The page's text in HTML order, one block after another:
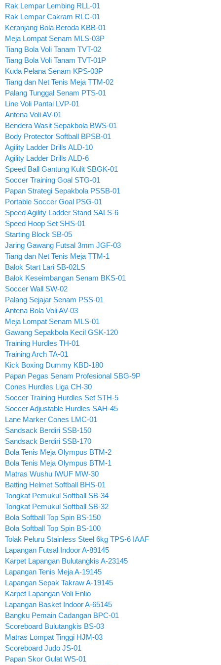
Rak Lempar Lembing RLL-01
Rak Lempar Cakram RLC-01
Keranjang Bola Beroda KBB-01
Meja Lompat Senam MLS-03P
Tiang Bola Voli Tanam TVT-02
Tiang Bola Voli Tanam TVT-01P
Kuda Pelana Senam KPS-03P
Tiang dan Net Tenis Meja TTM-02
Palang Tunggal Senam PTS-01
Line Voli Pantai LVP-01
Antena Voli AV-01
Bendera Wasit Sepakbola BWS-01
Body Protector Softball BPSB-01
Agility Ladder Drills ALD-10
Agility Ladder Drills ALD-6
Speed Ball Gantung Kulit SBGK-01
Soccer Training Goal STG-01
Papan Strategi Sepakbola PSSB-01
Portable Soccer Goal PSG-01
Speed Agility Ladder Stand SALS-6
Speed Hoop Set SHS-01
Starting Block SB-05
Jaring Gawang Futsal 3mm JGF-03
Tiang dan Net Tenis Meja TTM-1
Balok Start Lari SB-02LS
Balok Keseimbangan Senam BKS-01
Soccer Wall SW-02
Palang Sejajar Senam PSS-01
Antena Bola Voli AV-03
Meja Lompat Senam MLS-01
Gawang Sepakbola Kecil GSK-120
Training Hurdles TH-01
Training Arch TA-01
Kick Boxing Dummy KBD-180
Papan Pegas Senam Profesional SBG-9P
Cones Hurdles Liga CH-30
Soccer Training Hurdles Set STH-5
Soccer Adjustable Hurdles SAH-45
Lane Marker Cones LMC-01
Sandsack Berdiri SSB-150
Sandsack Berdiri SSB-170
Bola Tenis Meja Olympus BTM-2
Bola Tenis Meja Olympus BTM-1
Matras Wushu IWUF MW-30
Batting Helmet Softball BHS-01
Tongkat Pemukul Softball SB-34
Tongkat Pemukul Softball SB-32
Bola Softball Top Spin BS-150
Bola Softball Top Spin BS-100
Tolak Peluru Stainless Steel 6kg TPS-6 IAAF
Lapangan Futsal Indoor A-89145
Karpet Lapangan Bulutangkis A-23145
Lapangan Tenis Meja A-19145
Lapangan Sepak Takraw A-19145
Karpet Lapangan Voli Enlio
Lapangan Basket Indoor A-65145
Bangku Pemain Cadangan BPC-01
Scoreboard Bulutangkis BS-03
Matras Lompat Tinggi HJM-03
Scoreboard Judo JS-01
Papan Skor Gulat WS-01